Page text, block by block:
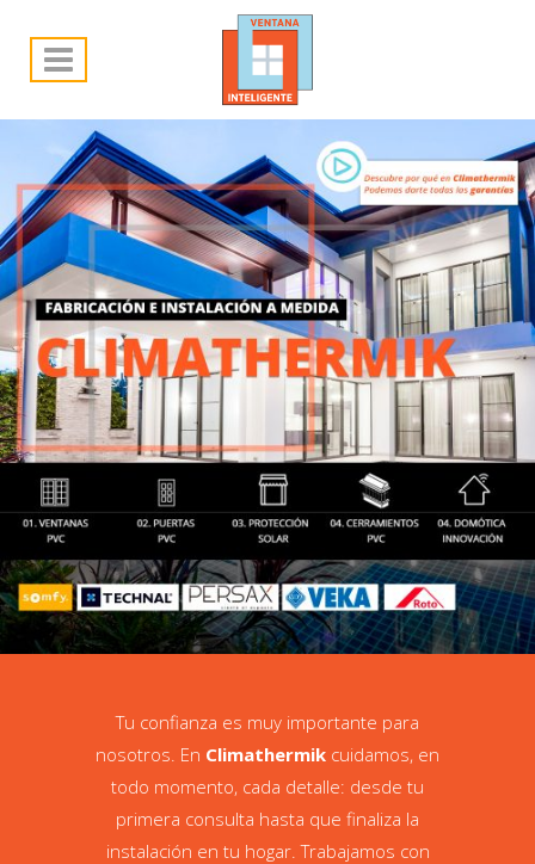
Tu confianza es muy importante para
nosotros. En Climathermik cuidamos, en
todo momento, cada detalle: desde tu
primera consulta hasta que finaliza la
instalación en tu hogar. Trabajamos con